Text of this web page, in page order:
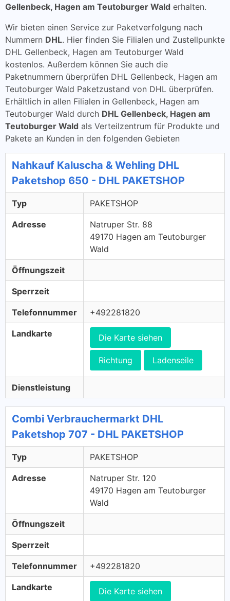
Gellenbeck, Hagen am Teutoburger Wald erhalten.
Wir bieten einen Service zur Paketverfolgung nach
Nummern DHL. Hier finden Sie Filialen und Zustellpunkte
DHL Gellenbeck, Hagen am Teutoburger Wald
kostenlos. Außerdem können Sie auch die
Paketnummern überprüfen DHL Gellenbeck, Hagen am
Teutoburger Wald Paketzustand von DHL überprüfen.
Erhältlich in allen Filialen in Gellenbeck, Hagen am
Teutoburger Wald durch DHL Gellenbeck, Hagen am
Teutoburger Wald als Verteilzentrum für Produkte und
Pakete an Kunden in den folgenden Gebieten
Nahkauf Kaluscha & Wehling DHL
Paketshop 650 - DHL PAKETSHOP
Typ PAKETSHOP
Adresse
Natruper Str. 88
49170 Hagen am Teutoburger
Wald
Öffnungszeit
Sperrzeit
Telefonnummer +492281820
Landkarte Die Karte siehen
Richtung Ladenseile
Dienstleistung
Combi Verbrauchermarkt DHL
Paketshop 707 - DHL PAKETSHOP
Typ PAKETSHOP
Adresse
Natruper Str. 120
49170 Hagen am Teutoburger
Wald
Öffnungszeit
Sperrzeit
Telefonnummer +492281820
Landkarte Die Karte siehen